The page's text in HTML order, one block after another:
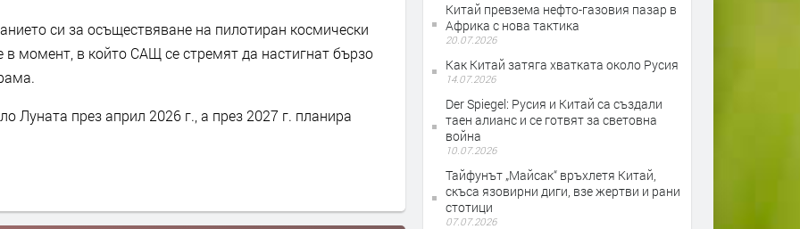
си за осъществяване на пилотиран космически
в момент, в който САЩ се стремят да настигнат бързо
Луната през април 2026 г., а през 2027 г. планира
Китай превзема нефто-газовия пазар в
Африка с нова тактика
20.07.2026
Как Китай затяга хватката около Русия
14.07.2026
Der Spiegel: Русия и Китай са създали
таен алианс и се готвят за световна
война
10.07.2026
Тайфунът „Майсак“ връхлетя Китай,
скъса язовирни диги, взе жертви и рани
стотици
07.07.2026